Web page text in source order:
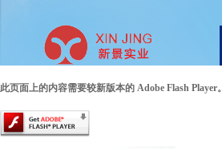
此页面上的内容需要较新版本的 Adobe Flash Player。